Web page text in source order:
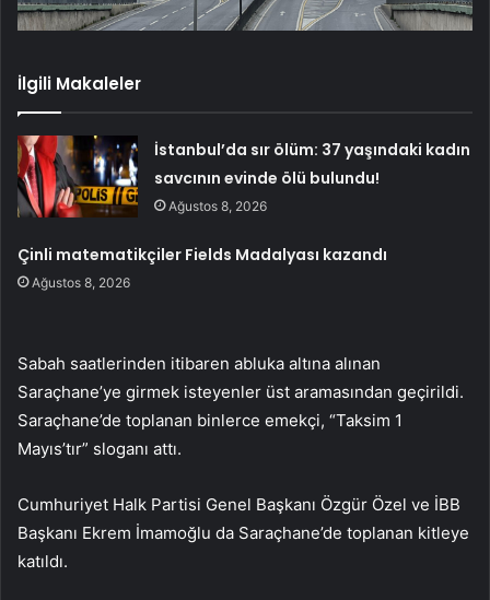
İlgili Makaleler
İstanbul’da sır ölüm: 37 yaşındaki kadın
savcının evinde ölü bulundu!
Ağustos 8, 2026
Çinli matematikçiler Fields Madalyası kazandı
Ağustos 8, 2026
Sabah saatlerinden itibaren abluka altına alınan
Saraçhane’ye girmek isteyenler üst aramasından geçirildi.
Saraçhane’de toplanan binlerce emekçi, “Taksim 1
Mayıs’tır” sloganı attı.
Cumhuriyet Halk Partisi Genel Başkanı Özgür Özel ve İBB
Başkanı Ekrem İmamoğlu da Saraçhane’de toplanan kitleye
katıldı.